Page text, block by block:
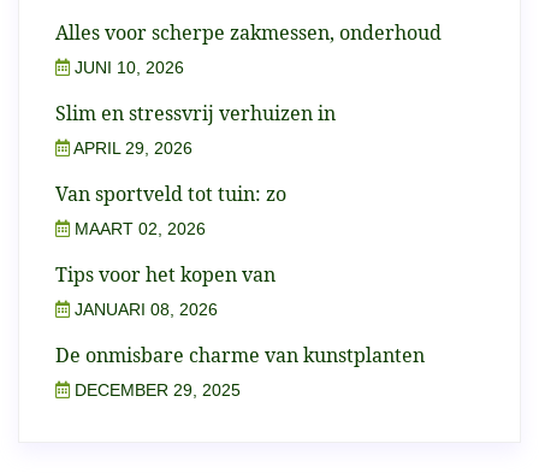
Alles voor scherpe zakmessen, onderhoud
JUNI 10, 2026
Slim en stressvrij verhuizen in
APRIL 29, 2026
Van sportveld tot tuin: zo
MAART 02, 2026
Tips voor het kopen van
JANUARI 08, 2026
De onmisbare charme van kunstplanten
DECEMBER 29, 2025